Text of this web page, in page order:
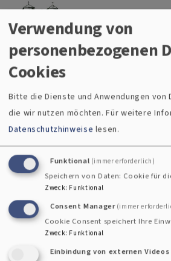
Direkt zum Inhalt
Christuskirche Gauting
Evangelisch-Lutherische Kirche Gauting
Breadcrumb
Startseite Musik
Musik
E-
Mail
das
Verwendung von
personenbezogenen
Cookies
Bitte die Dienste und Anwendungen
die wir nutzen möchten.Für weitere
Datenschutzhinweise lesen.
Funktional (immer erforderlich)
Speichern von Daten: Cookie für
Zweck: Funktional
Consent Manager (immer
Cookie Consent speichert Ihre
Zweck: Funktional
Einbindung von externen Videos